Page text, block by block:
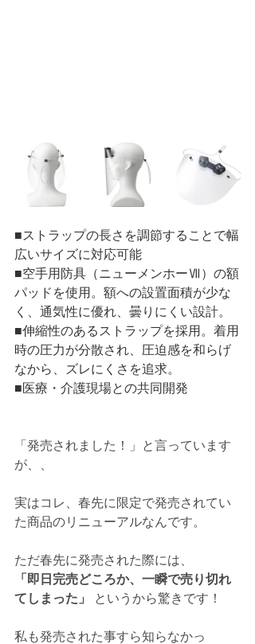
■ストラップの長さを調節することで幅
広いサイズに対応可能
■空手用防具（ニューメンホーⅦ）の額
パッドを使用。額への設置面積が少な
く、通気性に優れ、曇りにくい設計。
■伸縮性のあるストラップを採用。着用
時の圧力が分散され、圧迫感を和らげ
なから、ズレにくさを追求。
■医療・介護現場との共同開発
「発売されました！」と言っています
が、、
実はコレ、春先に限定で発売されてい
た商品のリニューアルなんです。
ただ春先に発売された際には、
「即日完売どころか、一瞬で売り切れ
てしまった」
というから驚きです！
私も発売された事すら知らなかっ